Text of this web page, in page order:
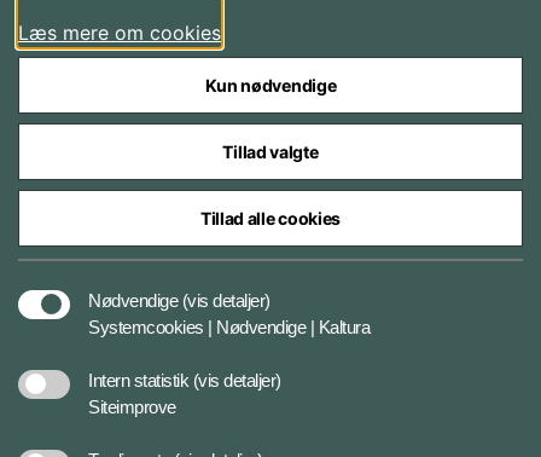
Styrelser og myndigheder under Forsvarsministeriet
Læs mere om cookies
Kun nødvendige
Tillad valgte
Tillad alle cookies
Nødvendige (vis detaljer)
Systemcookies | Nødvendige | Kaltura
Intern statistik (vis detaljer)
Siteimprove